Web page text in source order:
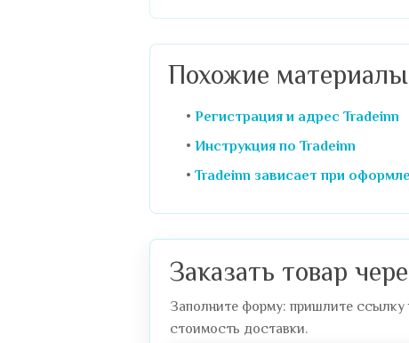
Похожие материалы
Регистрация и адрес Tradeinn
Инструкция по Tradeinn
Tradeinn зависает при
Заказать товар
Заполните форму: пришлите ссылку
стоимость доставки.